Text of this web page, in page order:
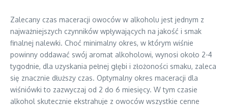
Zalecany czas maceracji owoców w alkoholu jest jednym z
najważniejszych czynników wpływających na jakość i smak
finalnej nalewki. Choć minimalny okres, w którym wiśnie
powinny oddawać swój aromat alkoholowi, wynosi około 2-4
tygodnie, dla uzyskania pełnej głębi i złożoności smaku, zaleca
się znacznie dłuższy czas. Optymalny okres maceracji dla
wiśniówki to zazwyczaj od 2 do 6 miesięcy. W tym czasie
alkohol skutecznie ekstrahuje z owoców wszystkie cenne